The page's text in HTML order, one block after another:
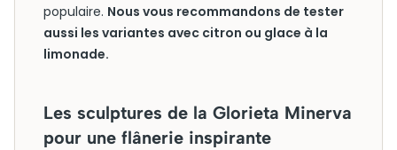
populaire. Nous vous recommandons de tester
aussi les variantes avec citron ou glace à la
limonade.
Les sculptures de la Glorieta Minerva
pour une flânerie inspirante